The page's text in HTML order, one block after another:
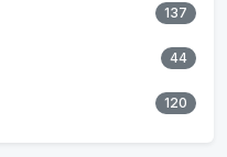
137
44
120